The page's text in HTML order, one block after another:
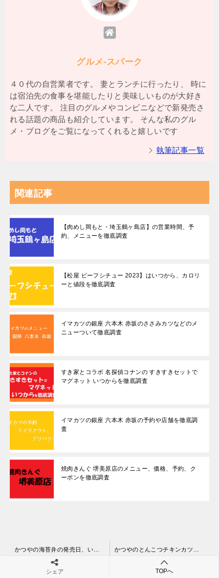
グルメ-スパーク
４０代の自営業者です。 妻とランチに行ったり、 時に
は宿泊先の食事を堪能したりと美味しいものが大好き
な二人です。 注目のグルメやコンビニなどで新発売さ
れる話題の商品も紹介しています。 そんな私のグル
メ・ブログをご覧になってくれると嬉しいです
執筆記事一覧
関連記事
【肉めし岡もと・埼玉鶴ヶ島店】の営業時間、予
約、メニューを徹底調査
【松屋 ビーフシチュー 2023】はいつから、カロリ
ーと値段を徹底調査
イマカツの銀座 六本木 赤坂のささみカツなどのメ
ニューついて徹底調査
すき家とコラボ 名探偵コナンの すきすきセットで
マグネット いつからを徹底調査
イマカツの銀座 六本木 赤坂の予約や店舗を徹底調
査
焼肉きんぐ 堺美原店のメニュー、価格、予約、ク
ーポンを徹底調査
かつやの海苔弁の発売日、いつまで、値段、内容 かつやのとんこつチキンカツ丼のいつまで、値段、テイクアウト
シェア TOPへ